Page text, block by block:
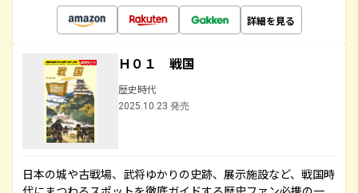
詳細を見る
Ｈ０１ 戦国
歴史時代
2025.10.23 発売
日本の城や古戦場、武将ゆかりの史跡、展示施設など、戦国時